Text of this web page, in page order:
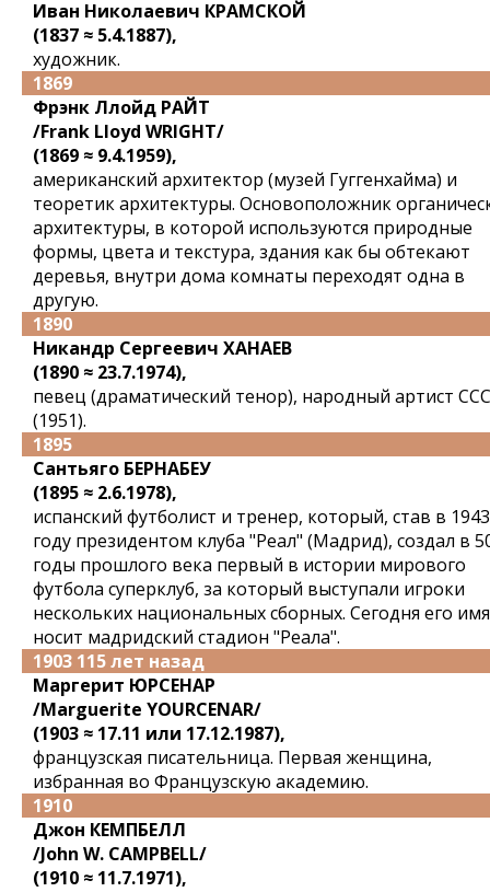
Иван Николаевич КРАМСКОЙ
(1837 ≈ 5.4.1887),
художник.
1869
Фрэнк Ллойд РАЙТ
/Frank Lloyd WRIGHT/
(1869 ≈ 9.4.1959),
американский архитектор (музей Гуггенхайма) и
теоретик архитектуры. Основоположник
архитектуры, в которой используются природные
формы, цвета и текстура, здания как бы обтекают
деревья, внутри дома комнаты переходят одна в
другую.
1890
Никандр Сергеевич ХАНАЕВ
(1890 ≈ 23.7.1974),
певец (драматический тенор), народный артист
(1951).
1895
Сантьяго БЕРНАБЕУ
(1895 ≈ 2.6.1978),
испанский футболист и тренер, который, став в 1943
году президентом клуба "Реал" (Мадрид), создал в
годы прошлого века первый в истории мирового
футбола суперклуб, за который выступали игроки
нескольких национальных сборных. Сегодня его имя
носит мадридский стадион "Реала".
1903 115 лет назад
Маргерит ЮРСЕНАР
/Marguerite YOURCENAR/
(1903 ≈ 17.11 или 17.12.1987),
французская писательница. Первая женщина,
избранная во Французскую академию.
1910
Джон КЕМПБЕЛЛ
/John W. CAMPBELL/
(1910 ≈ 11.7.1971),